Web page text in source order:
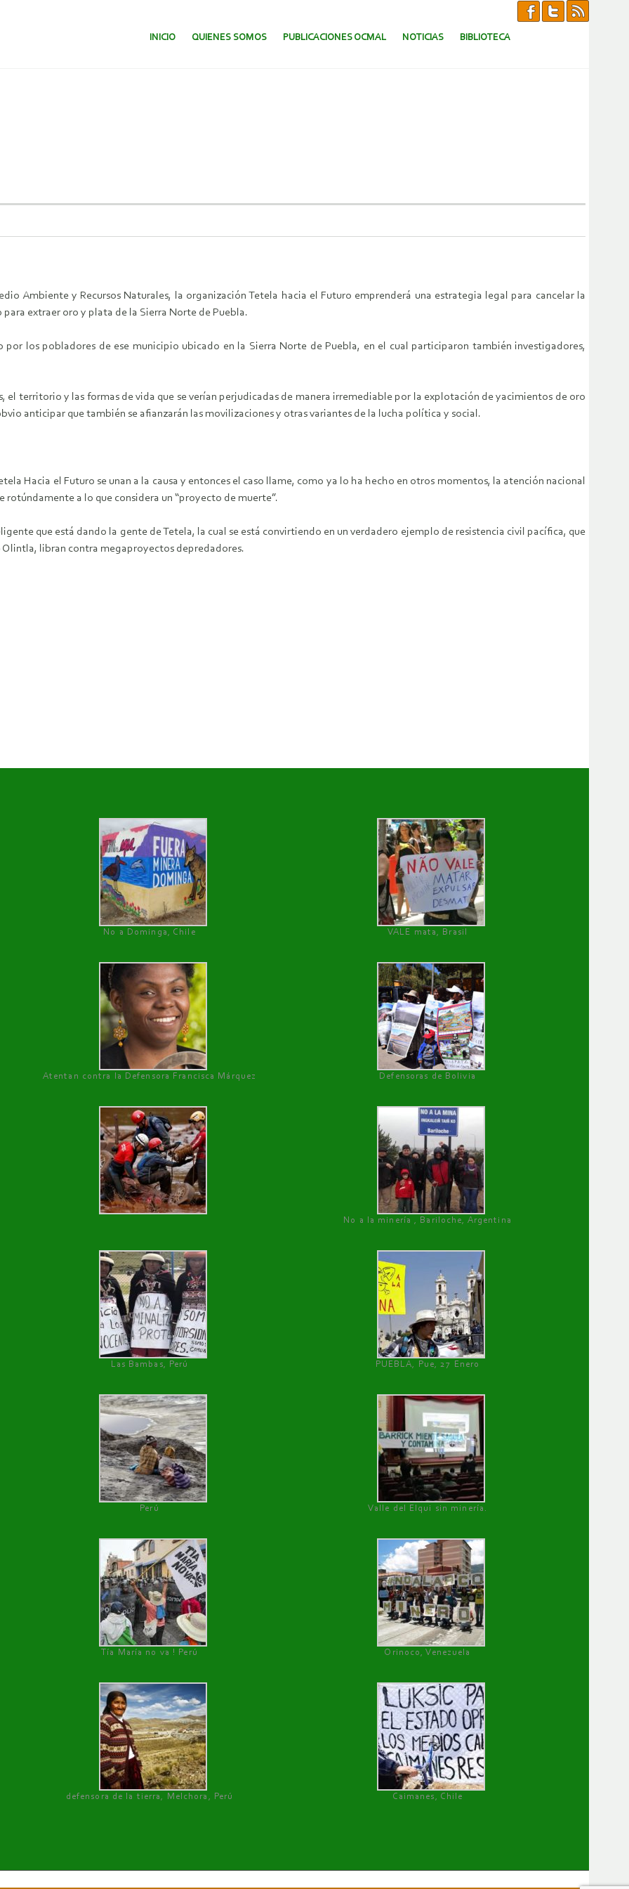
SALTAR AL CONTENIDO.
INICIO QUIENES SOMOS PUBLICACIONES OCMAL NOTICIAS BIBLIOTECA
Ambiente y Recursos Naturales, la organización Tetela hacia el Futuro emprenderá una estrategia legal para cancelar la
extraer oro y plata de la Sierra Norte de Puebla.
los pobladores de ese municipio ubicado en la Sierra Norte de Puebla, en el cual participaron también investigadores,
el territorio y las formas de vida que se verían perjudicadas de manera irremediable por la explotación de yacimientos de oro
anticipar que también se afianzarán las movilizaciones y otras variantes de la lucha política y social.
Hacia el Futuro se unan a la causa y entonces el caso llame, como ya lo ha hecho en otros momentos, la atención nacional
rotúndamente a lo que considera un “proyecto de muerte”.
que está dando la gente de Tetela, la cual se está convirtiendo en un verdadero ejemplo de resistencia civil pacífica, que
libran contra megaproyectos depredadores.
No a Dominga, Chile
VALE mata, Brasil
Atentan contra la Defensora Francisca Márquez Defensoras de Bolivia
No a la minería , Bariloche, Argentina
Las Bambas, Perú PUEBLA, Pue, 27 Enero
Perú Valle del Elqui sin minería.
Tía María no va ! Perú Orinoco, Venezuela
defensora de la tierra, Melchora, Perú Caimanes, Chile